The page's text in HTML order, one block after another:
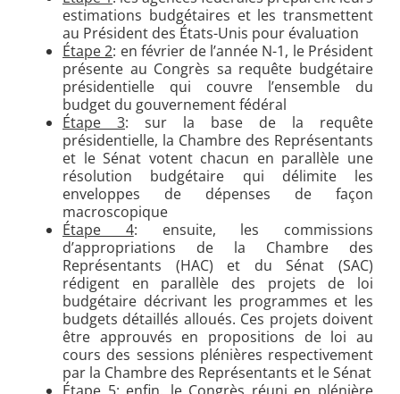
estimations budgétaires et les transmettent
au Président des États-Unis pour évaluation
Étape 2: en février de l’année N-1, le Président
présente au Congrès sa requête budgétaire
présidentielle qui couvre l’ensemble du
budget du gouvernement fédéral
Étape 3: sur la base de la requête
présidentielle, la Chambre des Représentants
et le Sénat votent chacun en parallèle une
résolution budgétaire qui délimite les
enveloppes de dépenses de façon
macroscopique
Étape 4: ensuite, les commissions
d’appropriations de la Chambre des
Représentants (HAC) et du Sénat (SAC)
rédigent en parallèle des projets de loi
budgétaire décrivant les programmes et les
budgets détaillés alloués. Ces projets doivent
être approuvés en propositions de loi au
cours des sessions plénières respectivement
par la Chambre des Représentants et le Sénat
Étape 5: enfin, le Congrès réuni en plénière